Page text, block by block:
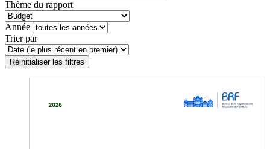
Thème du rapport
Année
Trier par
Réinitialiser les filtres